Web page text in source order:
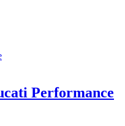
Performance